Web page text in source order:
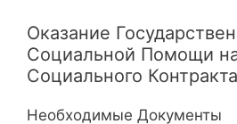
Оказание
Социальной Помощи
Социального Контракта
Необходимые Документы